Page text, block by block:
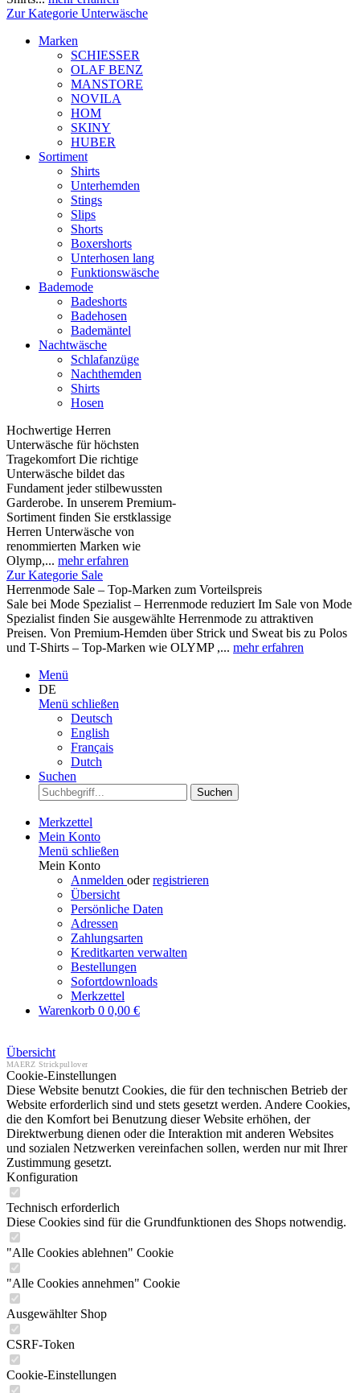
Zur Kategorie Unterwäsche
Marken
SCHIESSER
OLAF BENZ
MANSTORE
NOVILA
HOM
SKINY
HUBER
Sortiment
Shirts
Unterhemden
Stings
Slips
Shorts
Boxershorts
Unterhosen lang
Funktionswäsche
Bademode
Badeshorts
Badehosen
Bademäntel
Nachtwäsche
Schlafanzüge
Nachthemden
Shirts
Hosen
Hochwertige Herren
Unterwäsche für höchsten
Tragekomfort Die richtige
Unterwäsche bildet das
Fundament jeder stilbewussten
Garderobe. In unserem Premium-
Sortiment finden Sie erstklassige
Herren Unterwäsche von
renommierten Marken wie
Olymp,... mehr erfahren
Zur Kategorie Sale
Herrenmode Sale – Top-Marken zum Vorteilspreis
Sale bei Mode Spezialist – Herrenmode reduziert Im Sale von Mode
Spezialist finden Sie ausgewählte Herrenmode zu attraktiven
Preisen. Von Premium-Hemden über Strick und Sweat bis zu Polos
und T-Shirts – Top-Marken wie OLYMP ,... mehr erfahren
Menü
DE
Menü schließen
Deutsch
English
Français
Dutch
Suchen
Suchen
Merkzettel
Mein Konto
Menü schließen
Mein Konto
Anmelden oderregistrieren
Übersicht
Persönliche Daten
Adressen
Zahlungsarten
Kreditkarten verwalten
Bestellungen
Sofortdownloads
Merkzettel
Warenkorb 0 0,00 €
Übersicht
MAERZ Strickpullover
Cookie-Einstellungen
Diese Website benutzt Cookies, die für den technischen Betrieb der
Website erforderlich sind und stets gesetzt werden. Andere Cookies,
die den Komfort bei Benutzung dieser Website erhöhen, der
Direktwerbung dienen oder die Interaktion mit anderen Websites
und sozialen Netzwerken vereinfachen sollen, werden nur mit Ihrer
Zustimmung gesetzt.
Konfiguration
Technisch erforderlich
Diese Cookies sind für die Grundfunktionen des Shops notwendig.
"Alle Cookies ablehnen" Cookie
"Alle Cookies annehmen" Cookie
Ausgewählter Shop
CSRF-Token
Cookie-Einstellungen